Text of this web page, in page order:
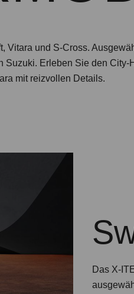
und S-Cross.
Erleben Sie den City-
mit reizvollen Details.
Das X-